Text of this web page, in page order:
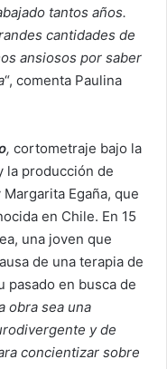
tantos años.
cantidades de
ansiosos por saber
“, comenta Paulina
, cortometraje bajo la
la producción de
Egaña, que
en Chile. En 15
una joven que
de una terapia de
en busca de
obra sea una
y de
concientizar sobre